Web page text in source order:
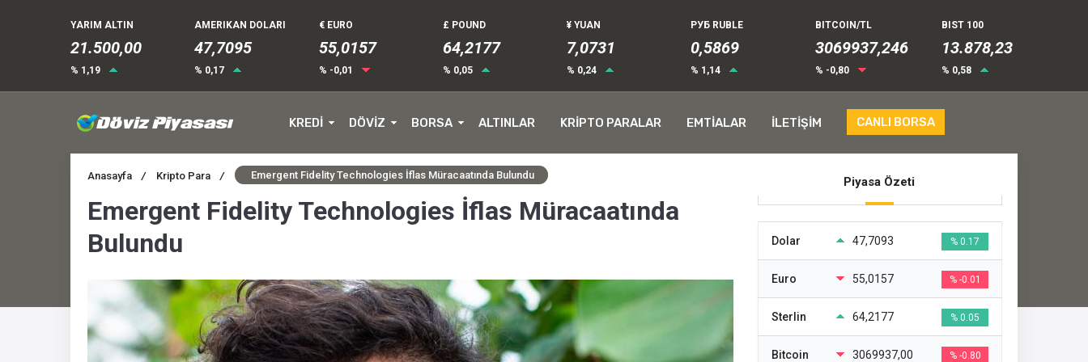
YARIM ALTIN
21.500,00
% 1,19
AMERIKAN DOLARI
47,7095
% 0,17
€ EURO
55,0163
% -0,01
£ POUND
64,2177
% 0,05
¥ YUAN
7,0731
% 0,24
РУБ RUBLE
0,5874
% 1,14
BITCOIN/TL
3069937,246
% -0,80
BIST 100
13.878,23
% 0,58
KREDİ DÖVİZ BORSA ALTINLAR KRİPTO PARALAR EMTİALAR İLETİŞİM CANLI BORSA
Anasayfa / Kripto Para / Emergent Fidelity Technologies İflas Müracaatında Bulundu
Emergent Fidelity Technologies İflas Müracaatında
Bulundu
Piyasa Özeti
Dolar 47,7093 % 0.17
Euro 55,0157 % -0.01
Sterlin 64,2177 % 0.05
Bitcoin 3069937,00 % -0.80